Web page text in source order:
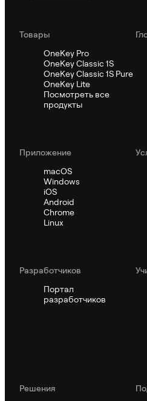
Товары
OneKey Pro
OneKey Classic 1S
OneKey Classic 1S Pure
OneKey Lite
Посмотреть все
продукты
Приложение
macOS
Windows
iOS
Android
Chrome
Linux
Pазработчиков
Портал
разработчиков
Решения